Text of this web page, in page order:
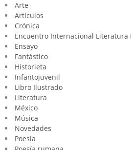
Arte
Artículos
Crónica
Encuentro Internacional Literatura
Ensayo
Fantástico
Historieta
Infantojuvenil
Libro Ilustrado
Literatura
México
Música
Novedades
Poesia